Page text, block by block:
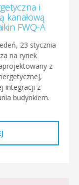
i
kanałową
FWQ-A
23 stycznia
na rynek
z
integracji z
budynkiem.